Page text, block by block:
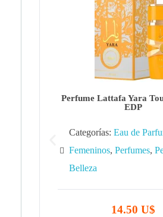
Perfume Lattafa Yara
EDP
Categorías: Eau de
Femeninos, Perfumes,
Belleza
14.50 U$